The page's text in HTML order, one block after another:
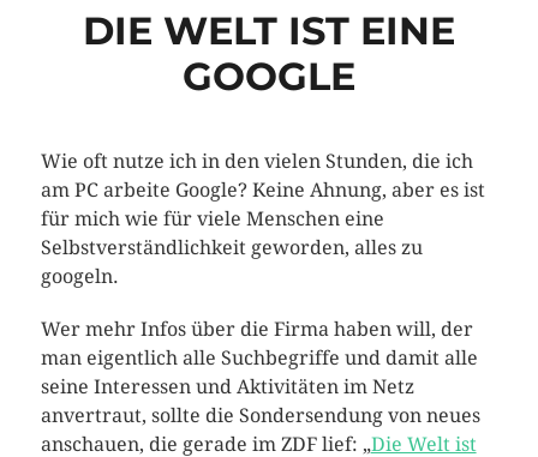
DIE WELT IST EINE
GOOGLE
Wie oft nutze ich in den vielen Stunden, die ich
am PC arbeite Google? Keine Ahnung, aber es ist
für mich wie für viele Menschen eine
Selbstverständlichkeit geworden, alles zu
googeln.
Wer mehr Infos über die Firma haben will, der
man eigentlich alle Suchbegriffe und damit alle
seine Interessen und Aktivitäten im Netz
anvertraut, sollte die Sondersendung von neues
anschauen, die gerade im ZDF lief: „Die Welt ist